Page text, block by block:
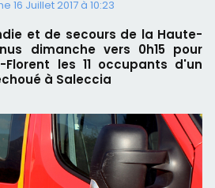
16 Juillet 2017 à 10:23
et de secours de la Haute-
dimanche vers 0h15 pour
les 11 occupants d'un
à Saleccia